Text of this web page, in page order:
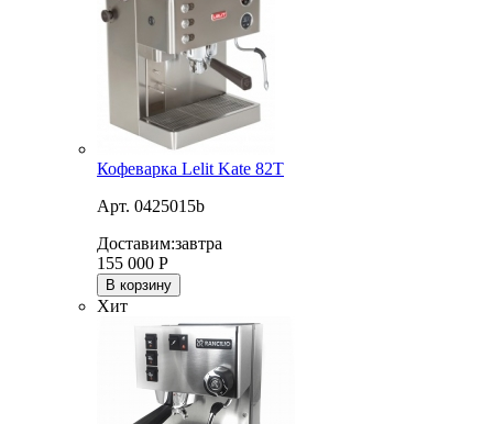
Кофеварка Lelit Kate 82T
Арт. 0425015b
Доставим:завтра
155 000 Р
В корзину
Хит